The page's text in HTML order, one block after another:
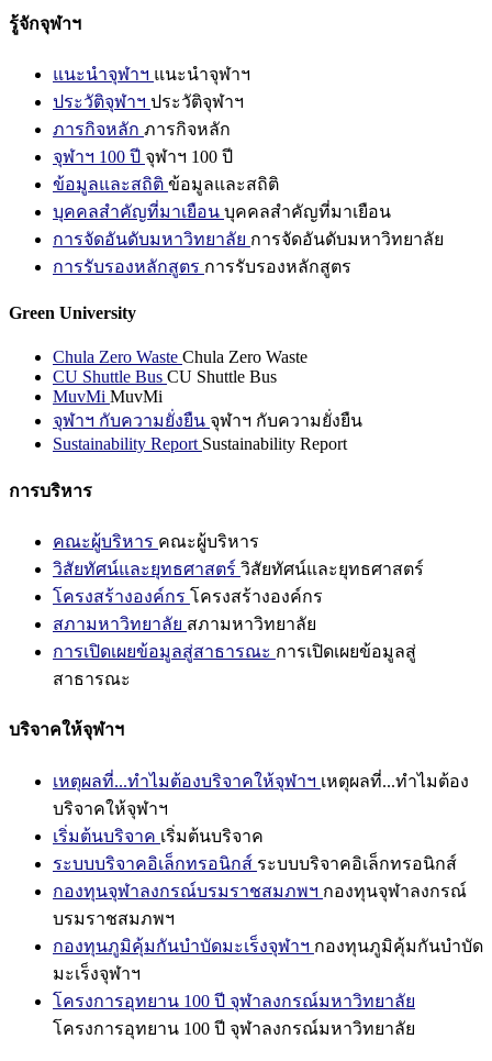
รู้จักจุฬาฯ
แนะนำจุฬาฯ แนะนำจุฬาฯ
ประวัติจุฬาฯ ประวัติจุฬาฯ
ภารกิจหลัก ภารกิจหลัก
จุฬาฯ 100 ปี จุฬาฯ 100 ปี
ข้อมูลและสถิติ ข้อมูลและสถิติ
บุคคลสำคัญที่มาเยือน บุคคลสำคัญที่มาเยือน
การจัดอันดับมหาวิทยาลัย การจัดอันดับมหาวิทยาลัย
การรับรองหลักสูตร การรับรองหลักสูตร
Green University
Chula Zero Waste Chula Zero Waste
CU Shuttle Bus CU Shuttle Bus
MuvMi MuvMi
จุฬาฯ กับความยั่งยืน จุฬาฯ กับความยั่งยืน
Sustainability Report Sustainability Report
การบริหาร
คณะผู้บริหาร คณะผู้บริหาร
วิสัยทัศน์และยุทธศาสตร์ วิสัยทัศน์และยุทธศาสตร์
โครงสร้างองค์กร โครงสร้างองค์กร
สภามหาวิทยาลัย สภามหาวิทยาลัย
การเปิดเผยข้อมูลสู่สาธารณะ การเปิดเผยข้อมูลสู่
สาธารณะ
บริจาคให้จุฬาฯ
เหตุผลที่...ทำไมต้องบริจาคให้จุฬาฯ เหตุผลที่...ทำไมต้อง
บริจาคให้จุฬาฯ
เริ่มต้นบริจาค เริ่มต้นบริจาค
ระบบบริจาคอิเล็กทรอนิกส์ ระบบบริจาคอิเล็กทรอนิกส์
กองทุนจุฬาลงกรณ์บรมราชสมภพฯ กองทุนจุฬาลงกรณ์
บรมราชสมภพฯ
กองทุนภูมิคุ้มกันบำบัดมะเร็งจุฬาฯ กองทุนภูมิคุ้มกันบำบัด
มะเร็งจุฬาฯ
โครงการอุทยาน 100 ปี จุฬาลงกรณ์มหาวิทยาลัย
โครงการอุทยาน 100 ปี จุฬาลงกรณ์มหาวิทยาลัย